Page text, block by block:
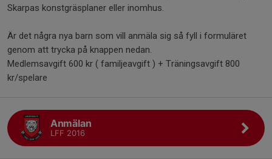
Skarpas konstgräsplaner eller inomhus.
Är det några nya barn som vill anmäla sig så fyll i formuläret
genom att trycka på knappen nedan.
Medlemsavgift 600 kr ( familjeavgift ) + Träningsavgift 800
kr/spelare
Anmälan
LFF 2016